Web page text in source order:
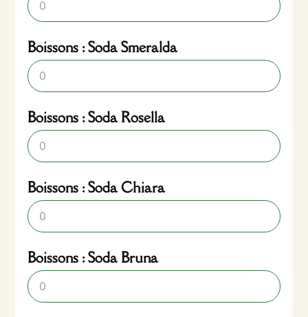
Boissons : Soda Smeralda
Boissons : Soda Rosella
Boissons : Soda Chiara
Boissons : Soda Bruna